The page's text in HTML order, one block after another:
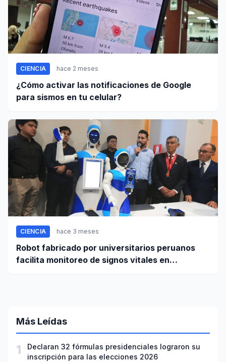
CIENCIA hace 2 meses
¿Cómo activar las notificaciones de Google
para sismos en tu celular?
CIENCIA hace 3 meses
Robot fabricado por universitarios peruanos
facilita monitoreo de signos vitales en
Más Leídas
1
Declaran 32 fórmulas presidenciales lograron su
inscripción para las elecciones 2026